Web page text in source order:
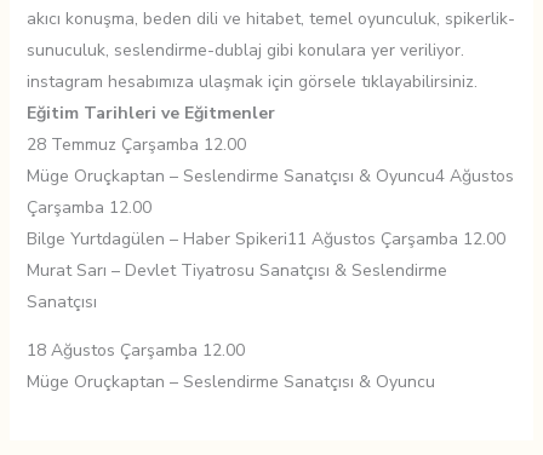
akıcı konuşma, beden dili ve hitabet, temel oyunculuk, spikerlik-
sunuculuk, seslendirme-dublaj gibi konulara yer veriliyor.
instagram hesabımıza ulaşmak için görsele tıklayabilirsiniz.
Eğitim Tarihleri ve Eğitmenler
28 Temmuz Çarşamba 12.00
Müge Oruçkaptan – Seslendirme Sanatçısı & Oyuncu4 Ağustos
Çarşamba 12.00
Bilge Yurtdagülen – Haber Spikeri11 Ağustos Çarşamba 12.00
Murat Sarı – Devlet Tiyatrosu Sanatçısı & Seslendirme
Sanatçısı
18 Ağustos Çarşamba 12.00
Müge Oruçkaptan – Seslendirme Sanatçısı & Oyuncu